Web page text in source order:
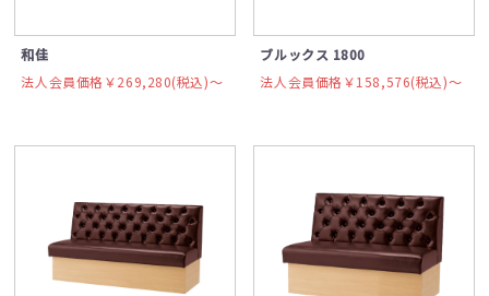
和佳
法人会員価格￥269,280(税込)〜
ブルックス 1800
法人会員価格￥158,576(税込)〜